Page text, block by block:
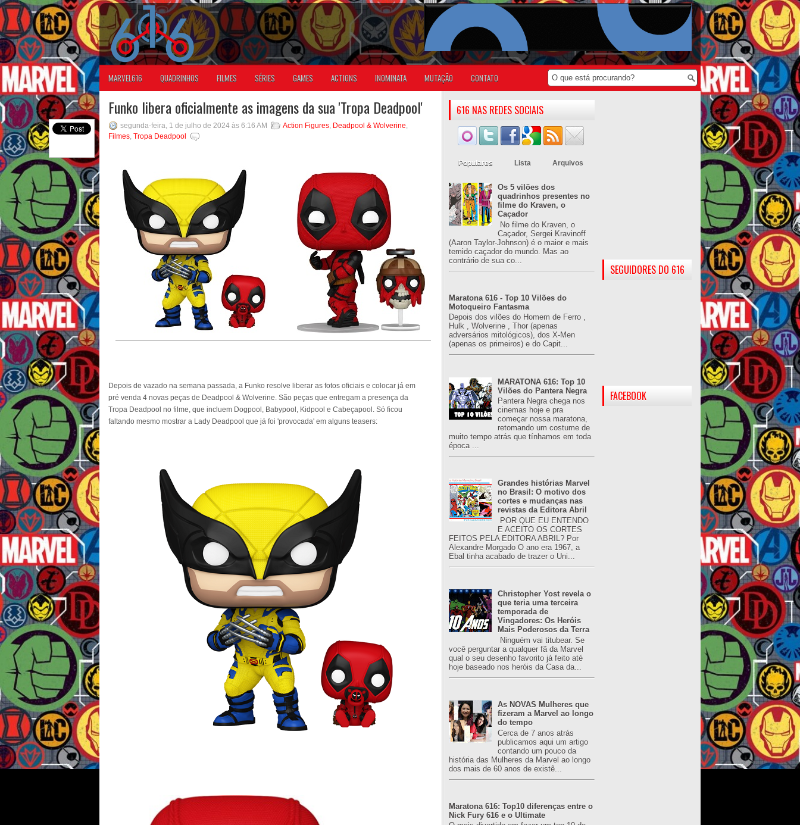
MARVEL616 QUADRINHOS FILMES SÉRIES GAMES ACTIONS INOMINATA MUTAÇÃO CONTATO
Funko libera oficialmente as imagens da sua 'Tropa Deadpool'
segunda-feira, 1 de julho de 2024 às 6:16 AM Action Figures, Deadpool & Wolverine,
Filmes, Tropa Deadpool
Depois de vazado na semana passada, a Funko resolve liberar as fotos oficiais e colocar já em
pré venda 4 novas peças de Deadpool & Wolverine. São peças que entregam a presença da
Tropa Deadpool no filme, que incluem Dogpool, Babypool, Kidpool e Cabeçapool. Só ficou
faltando mesmo mostrar a Lady Deadpool que já foi 'provocada' em alguns teasers:
616 NAS REDES SOCIAIS
Populares Lista Arquivos
Os 5 vilões dos
quadrinhos presentes no
filme do Kraven, o
Caçador
No filme do Kraven, o
Caçador, Sergei Kravinoff
(Aaron Taylor-Johnson) é o maior e mais
temido caçador do mundo. Mas ao
contrário de sua co...
Maratona 616 - Top 10 Vilões do
Motoqueiro Fantasma
Depois dos vilões do Homem de Ferro ,
Hulk , Wolverine , Thor (apenas
adversários mitológicos), dos X-Men
(apenas os primeiros) e do Capit...
MARATONA 616: Top 10
Vilões do Pantera Negra
Pantera Negra chega nos
cinemas hoje e pra
começar nossa maratona,
retomando um costume de
muito tempo atrás que tínhamos em toda
época ...
Grandes histórias Marvel
no Brasil: O motivo dos
cortes e mudanças nas
revistas da Editora Abril
POR QUE EU ENTENDO
E ACEITO OS CORTES
FEITOS PELA EDITORA ABRIL? Por
Alexandre Morgado O ano era 1967, a
Ebal tinha acabado de trazer o Uni...
Christopher Yost revela o
que teria uma terceira
temporada de
Vingadores: Os Heróis
Mais Poderosos da Terra
Ninguém vai titubear. Se
você perguntar a qualquer fã da Marvel
qual o seu desenho favorito já feito até
hoje baseado nos heróis da Casa da...
As NOVAS Mulheres que
fizeram a Marvel ao longo
do tempo
Cerca de 7 anos atrás
publicamos aqui um artigo
contando um pouco da
história das Mulheres da Marvel ao longo
dos mais de 60 anos de existê...
Maratona 616: Top10 diferenças entre o
Nick Fury 616 e o Ultimate
SEGUIDORES DO 616
FACEBOOK